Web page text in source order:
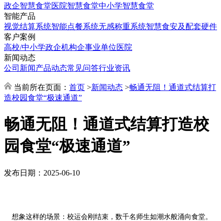
政企智慧食堂医院智慧食堂中小学智慧食堂
智能产品
视觉结算系统智能点餐系统无感称重系统智慧食安及配套硬件
客户案例
高校/中小学政企机构企事业单位医院
新闻动态
公司新闻产品动态常见问答行业资讯
当前所在页面： 首页 >新闻动态 >畅通无阻！通道式结算打
造校园食堂“极速通道”
畅通无阻！通道式结算打造校
园食堂“极速通道”
发布日期：2025-06-10
想象这样的场景：校运会刚结束，数千名师生如潮水般涌向食堂。